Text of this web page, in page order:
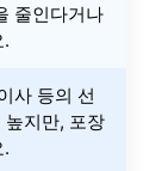
줄인다거나
사 등의 선
높지만, 포장